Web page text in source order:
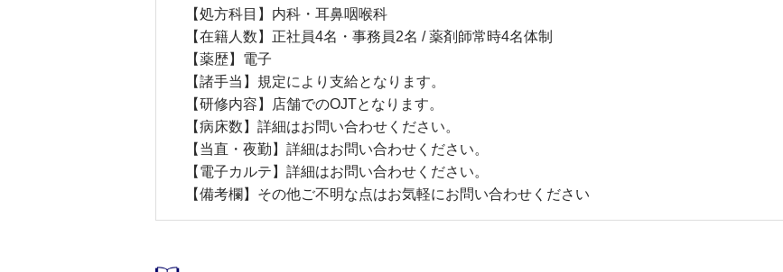
【処方科目】内科・耳鼻咽喉科
【在籍人数】正社員4名・事務員2名 / 薬剤師常時4名体制
【薬歴】電子
【諸手当】規定により支給となります。
【研修内容】店舗でのOJTとなります。
【病床数】詳細はお問い合わせください。
【当直・夜勤】詳細はお問い合わせください。
【電子カルテ】詳細はお問い合わせください。
【備考欄】その他ご不明な点はお気軽にお問い合わせください